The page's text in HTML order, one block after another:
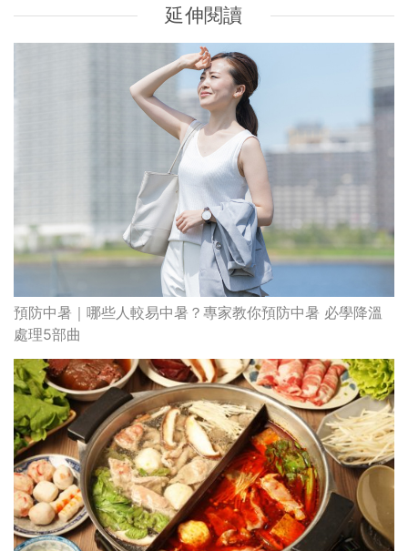
延伸閱讀
預防中暑｜哪些人較易中暑？專家教你預防中暑 必學降溫
處理5部曲